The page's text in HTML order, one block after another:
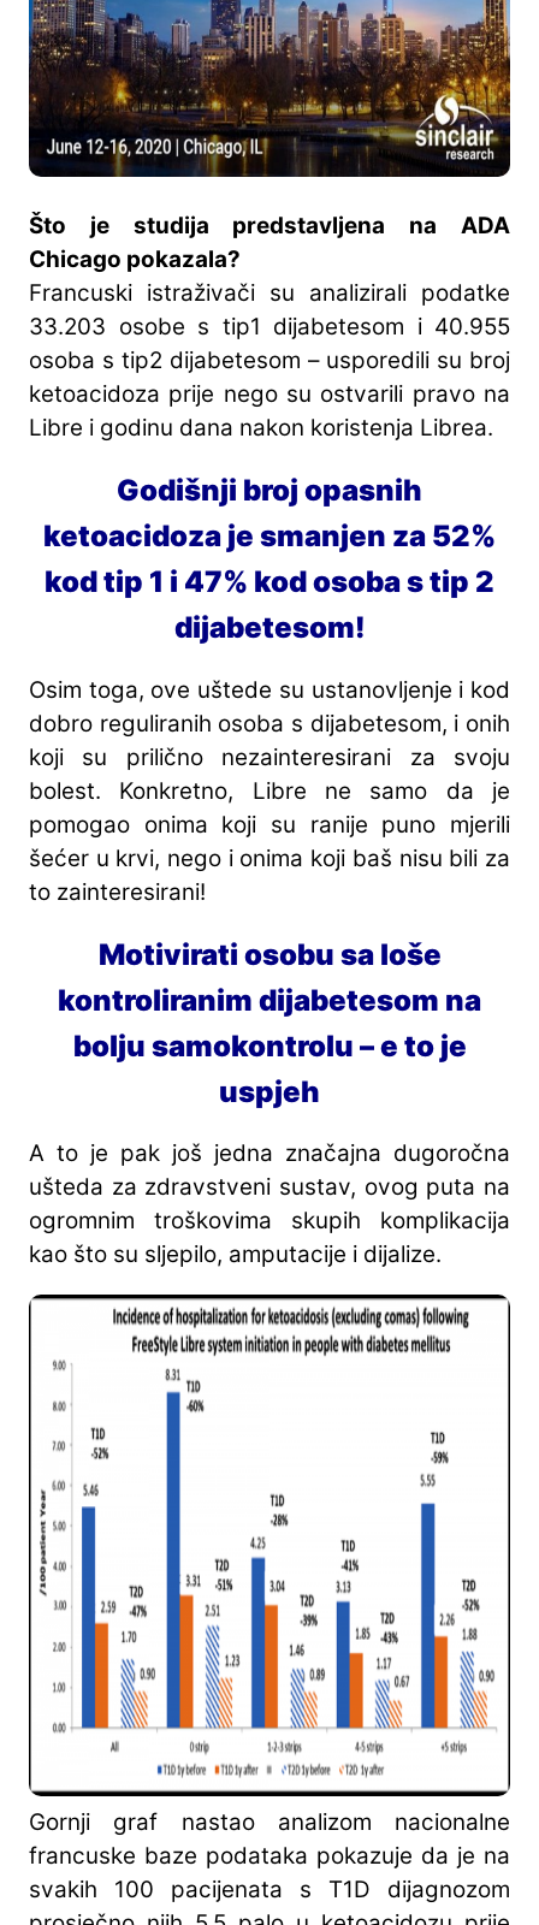
Što je studija predstavljena na ADA
Chicago pokazala?
Francuski istraživači su analizirali podatke
33.203 osobe s tip1 dijabetesom i 40.955
osoba s tip2 dijabetesom – usporedili su broj
ketoacidoza prije nego su ostvarili pravo na
Libre i godinu dana nakon koristenja Librea.
Godišnji broj opasnih
ketoacidoza je smanjen za 52%
kod tip 1 i 47% kod osoba s tip 2
dijabetesom!
Osim toga, ove uštede su ustanovljenje i kod
dobro reguliranih osoba s dijabetesom, i onih
koji su prilično nezainteresirani za svoju
bolest. Konkretno, Libre ne samo da je
pomogao onima koji su ranije puno mjerili
šećer u krvi, nego i onima koji baš nisu bili za
to zainteresirani!
Motivirati osobu sa loše
kontroliranim dijabetesom na
bolju samokontrolu – e to je
uspjeh
A to je pak još jedna značajna dugoročna
ušteda za zdravstveni sustav, ovog puta na
ogromnim troškovima skupih komplikacija
kao što su sljepilo, amputacije i dijalize.
Gornji graf nastao analizom nacionalne
francuske baze podataka pokazuje da je na
svakih 100 pacijenata s T1D dijagnozom